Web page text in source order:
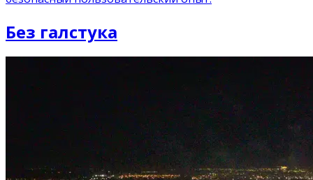
Без галстука